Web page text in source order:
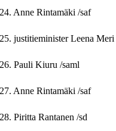
24. Anne Rintamäki /saf
25. justitieminister Leena Meri
26. Pauli Kiuru /saml
27. Anne Rintamäki /saf
28. Piritta Rantanen /sd